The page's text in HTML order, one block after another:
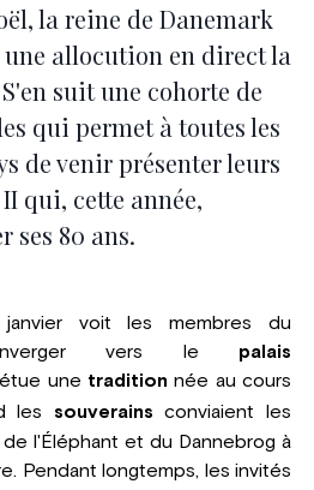
la reine de Danemark
allocution en direct la
suit une cohorte de
qui permet à toutes les
de venir présenter leurs
qui, cette année,
ses 80 ans.
janvier voit les membres du
vers le palais
une tradition née au cours
les souverains conviaient les
l'Éléphant et du Dannebrog à
Pendant longtemps, les invités